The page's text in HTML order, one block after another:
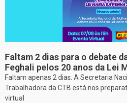
Faltam 2 dias para o debate
Feghali pelos 20 anos da Lei
Faltam apenas 2 dias. A Secretaria
Trabalhadora da CTB está nos
virtual